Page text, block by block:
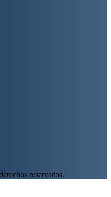
reservados.